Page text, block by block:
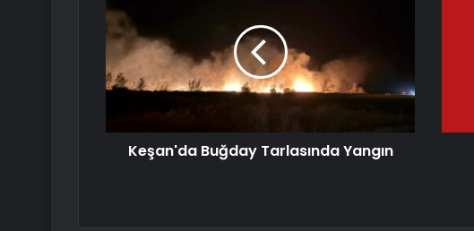
Keşan'da Buğday Tarlasında Yangın